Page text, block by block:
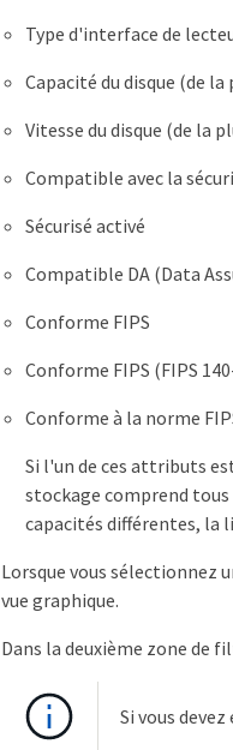
Type d'interface de
Capacité du disque (de
Vitesse du disque (de la
Compatible avec la
Sécurisé activé
Compatible DA (Data
Conforme FIPS
Conforme FIPS (FIPS
Conforme à la norme
Si l'un de ces attributs
stockage comprend tous
capacités différentes, la
Lorsque vous sélectionnez
vue graphique.
Dans la deuxième zone de
Si vous